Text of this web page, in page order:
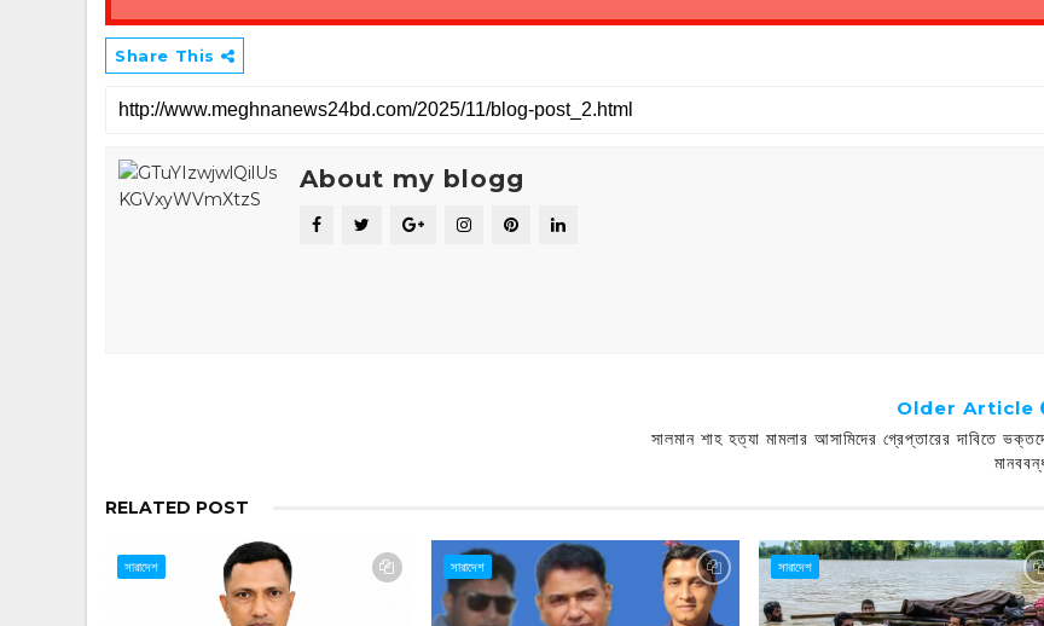
Share This
About my blogg
Older Article
সালমান শাহ হত্যা মামলার আসামিদের গ্রেপ্তারের দাবিতে
RELATED POST
সারাদেশ সারাদেশ সারাদেশ